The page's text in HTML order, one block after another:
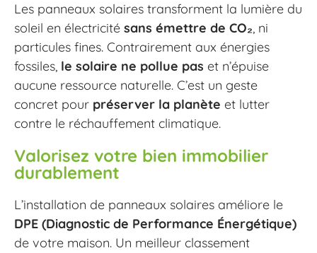
Les panneaux solaires transforment la lumière du
soleil en électricité sans émettre de CO₂, ni
particules fines. Contrairement aux énergies
fossiles, le solaire ne pollue pas et n’épuise
aucune ressource naturelle. C’est un geste
concret pour préserver la planète et lutter
contre le réchauffement climatique.
Valorisez votre bien immobilier
durablement
L’installation de panneaux solaires améliore le
DPE (Diagnostic de Performance Énergétique)
de votre maison. Un meilleur classement